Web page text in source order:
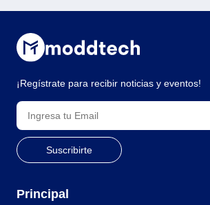
¡Regístrate para recibir noticias y eventos!
Principal